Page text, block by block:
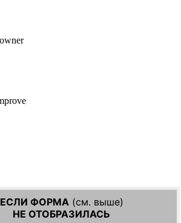
ЕСЛИ ФОРМА (см. выше)
НЕ ОТОБРАЗИЛАСЬ